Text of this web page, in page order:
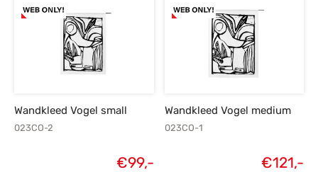
Wandkleed Vogel small
023CO-2
€99,-
Wandkleed Vogel medium
023CO-1
€121,-